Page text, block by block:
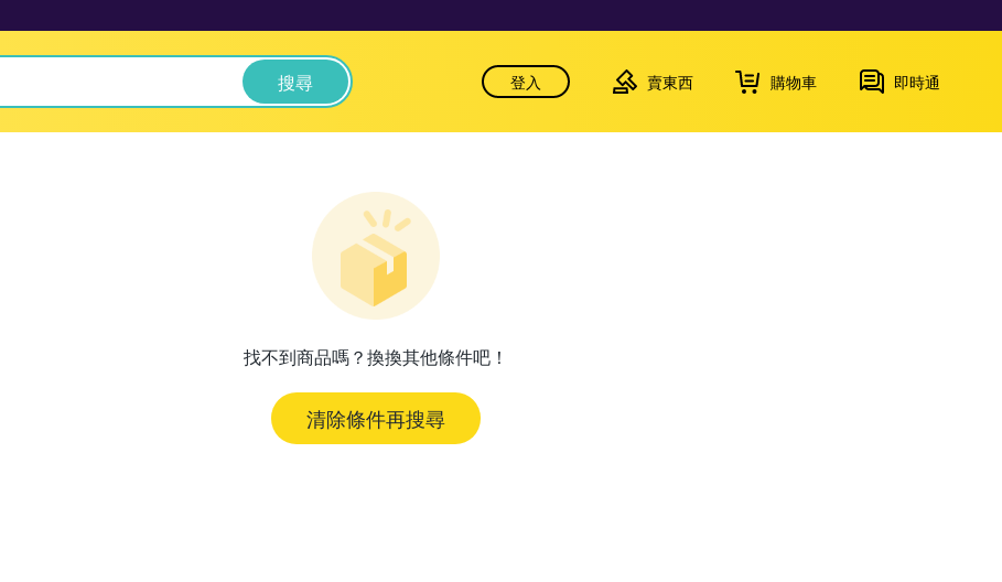
搜尋 登入 賣東西 購物車 即時通
找不到商品嗎？換換其他條件吧！
清除條件再搜尋